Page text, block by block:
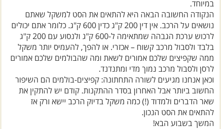
במיוחד.
הנקודה החשובה הבאה היא להתאים את הסט למשקל שאתם
נושאים על הרכב. אין דין 200 ק"ג כדין 600 ק"ג. כלומר אתם יכולים
לרכוש ערכת הגבהה שמתאימה ל-600 ק"ג ולנסוע עם 200 ק"ג
בלבד ולסבול מרכב קשוח – אכזרי. או להפך, להעמיס יותר משקל
ממה שקפיצים שלכם אמורים לשאת ומה שהבולמים שלכם אמורים
לרסן ולסבול מרכב נמוך מדי ומתנדנד.
וכאן אנחנו מגיעים לשורה התחתונה: קפיצים-בולמים הם השיפור
החשוב ביותר אבל האחרון בסדר ההתקנות. קודם יש להתקין את
שאר הדברים ולמדוד (!) כמה משקל בדיוק הרכב יישא ורק אז
להתאים את הסט הנכון.
המשך בשבוע הבא!